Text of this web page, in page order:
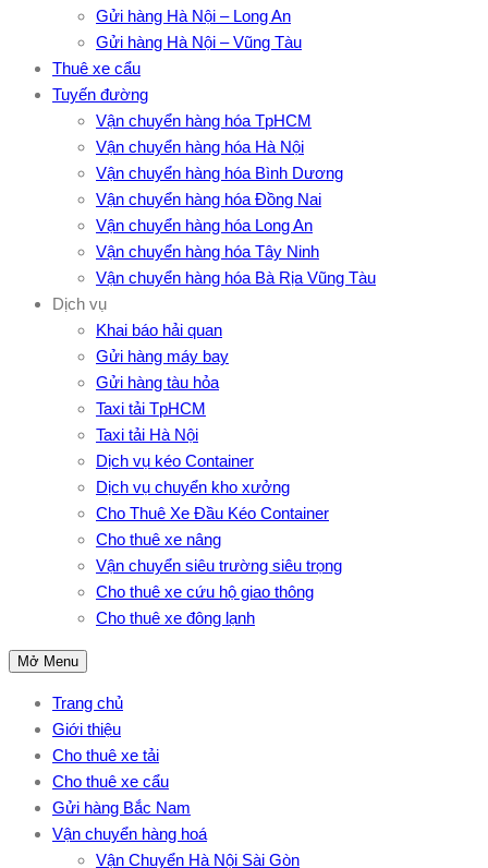
Gửi hàng Hà Nội – Long An
Gửi hàng Hà Nội – Vũng Tàu
Thuê xe cẩu
Tuyến đường
Vận chuyển hàng hóa TpHCM
Vận chuyển hàng hóa Hà Nội
Vận chuyển hàng hóa Bình Dương
Vận chuyển hàng hóa Đồng Nai
Vận chuyển hàng hóa Long An
Vận chuyển hàng hóa Tây Ninh
Vận chuyển hàng hóa Bà Rịa Vũng Tàu
Dịch vụ
Khai báo hải quan
Gửi hàng máy bay
Gửi hàng tàu hỏa
Taxi tải TpHCM
Taxi tải Hà Nội
Dịch vụ kéo Container
Dịch vụ chuyển kho xưởng
Cho Thuê Xe Đầu Kéo Container
Cho thuê xe nâng
Vận chuyển siêu trường siêu trọng
Cho thuê xe cứu hộ giao thông
Cho thuê xe đông lạnh
Mở Menu
Trang chủ
Giới thiệu
Cho thuê xe tải
Cho thuê xe cẩu
Gửi hàng Bắc Nam
Vận chuyển hàng hoá
Vận Chuyển Hà Nội Sài Gòn